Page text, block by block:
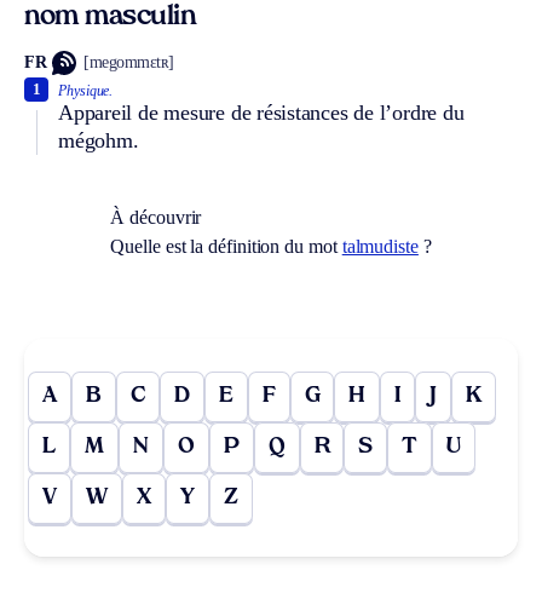
nom masculin
FR [megommɛtʀ]
Physique.
Appareil de mesure de résistances de l’ordre du
mégohm.
1
À découvrir
Quelle est la définition du mot talmudiste?
A B C D E F G H I J K
L M N O P Q R S T U
V W X Y Z